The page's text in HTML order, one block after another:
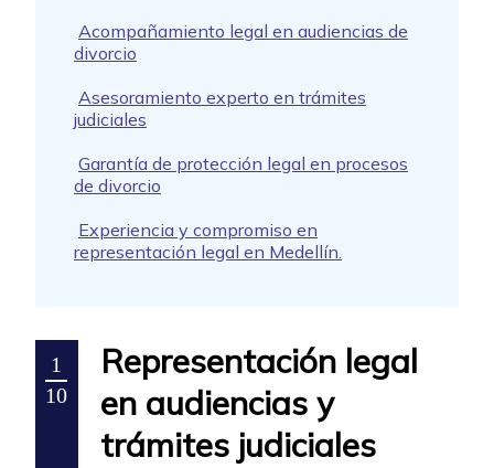
Acompañamiento legal en audiencias de
divorcio
Asesoramiento experto en trámites
judiciales
Garantía de protección legal en procesos
de divorcio
Experiencia y compromiso en
representación legal en Medellín.
1
10
Representación legal
en audiencias y
trámites judiciales